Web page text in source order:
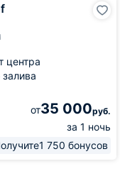
центра
от35 000руб.
за 1 ночь
1 750 бонусов